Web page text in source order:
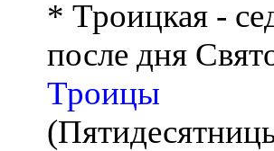
* Троицкая -
после дня
Троицы